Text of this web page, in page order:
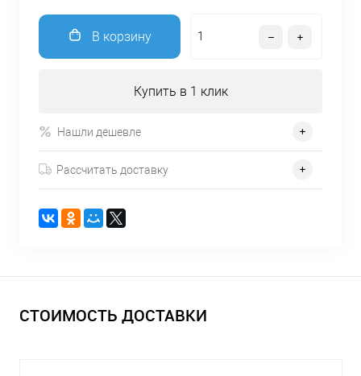
В корзину
Купить в 1 клик
Нашли дешевле
Рассчитать доставку
СТОИМОСТЬ ДОСТАВКИ